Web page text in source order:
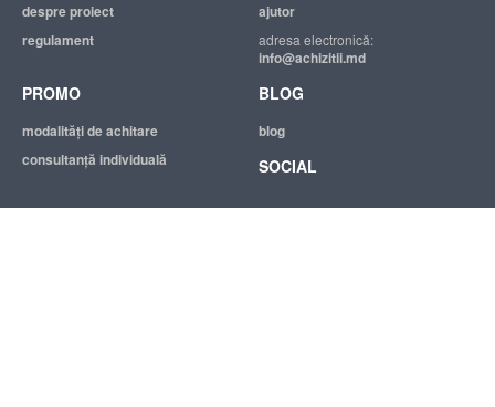
despre proiect
regulament
ajutor
adresa electronică:
info@achizitii.md
PROMO
modalităţi de achitare
consultanță individuală
BLOG
blog
SOCIAL